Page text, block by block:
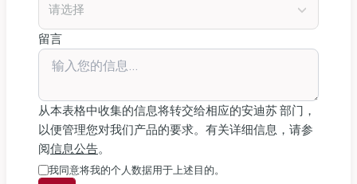
请选择
留言
从本表格中收集的信息将转交给相应的安迪苏 部门，
以便管理您对我们产品的要求。有关详细信息，请参
阅信息公告。
我同意将我的个人数据用于上述目的。